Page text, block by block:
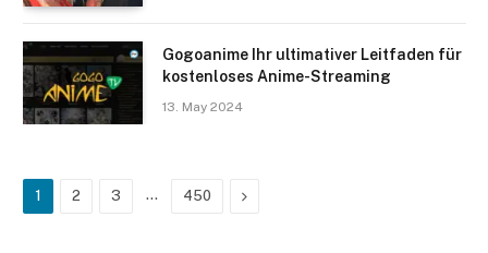
Gogoanime Ihr ultimativer Leitfaden für
kostenloses Anime-Streaming
13. May 2024
1 2 3 … 450 Next